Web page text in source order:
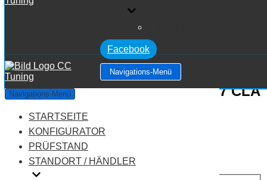
Facebook
Navigations-Menü
Navigations-Menü
STARTSEITE
KONFIGURATOR
PRÜFSTAND
STANDORT / HÄNDLER
Mercedes Benz CLA Klasse C117 CLA
Klasse 220 4MATIC
Leistung:184 PS
Drehmoment:300 NM
Motortyp:Benziner
PREIS